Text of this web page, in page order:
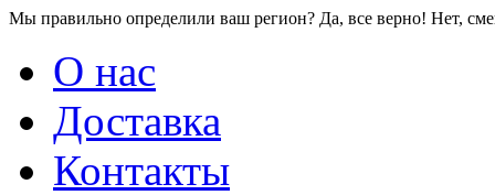
Мы правильно определили ваш регион? Да, все верно! Нет,
О нас
Доставка
Контакты